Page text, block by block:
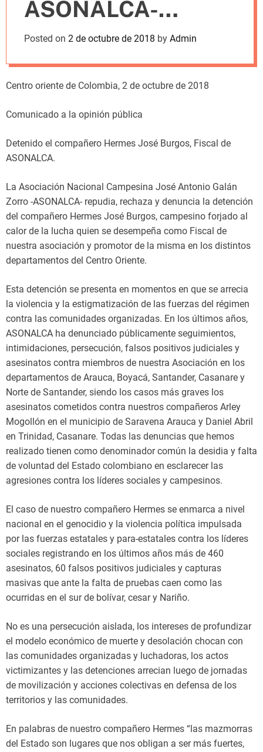
e
ASONALCA-
detenido en falso
positivo judicial
Posted on 2 de octubre de 2018 by Admin
Centro oriente de Colombia, 2 de octubre de 2018
Comunicado a la opinión pública
Detenido el compañero Hermes José Burgos, Fiscal de
ASONALCA.
La Asociación Nacional Campesina José Antonio Galán
Zorro -ASONALCA- repudia, rechaza y denuncia la detención
del compañero Hermes José Burgos, campesino forjado al
calor de la lucha quien se desempeña como Fiscal de
nuestra asociación y promotor de la misma en los distintos
departamentos del Centro Oriente.
Esta detención se presenta en momentos en que se arrecia
la violencia y la estigmatización de las fuerzas del régimen
contra las comunidades organizadas. En los últimos años,
ASONALCA ha denunciado públicamente seguimientos,
intimidaciones, persecución, falsos positivos judiciales y
asesinatos contra miembros de nuestra Asociación en los
departamentos de Arauca, Boyacá, Santander, Casanare y
Norte de Santander, siendo los casos más graves los
asesinatos cometidos contra nuestros compañeros Arley
Mogollón en el municipio de Saravena Arauca y Daniel Abril
en Trinidad, Casanare. Todas las denuncias que hemos
realizado tienen como denominador común la desidia y falta
de voluntad del Estado colombiano en esclarecer las
agresiones contra los líderes sociales y campesinos.
El caso de nuestro compañero Hermes se enmarca a nivel
nacional en el genocidio y la violencia política impulsada
por las fuerzas estatales y para-estatales contra los líderes
sociales registrando en los últimos años más de 460
asesinatos, 60 falsos positivos judiciales y capturas
masivas que ante la falta de pruebas caen como las
ocurridas en el sur de bolívar, cesar y Nariño.
No es una persecución aislada, los intereses de profundizar
el modelo económico de muerte y desolación chocan con
las comunidades organizadas y luchadoras, los actos
victimizantes y las detenciones arrecian luego de jornadas
de movilización y acciones colectivas en defensa de los
territorios y las comunidades.
En palabras de nuestro compañero Hermes “las mazmorras
del Estado son lugares que nos obligan a ser más fuertes,